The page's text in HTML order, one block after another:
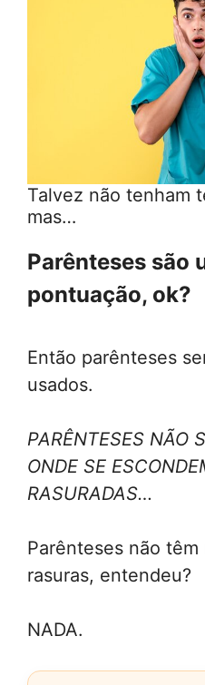
Talvez não tenham
mas…
Parênteses são
pontuação, ok?
Então parênteses
usados.
PARÊNTESES NÃO
ONDE SE
RASURADAS…
Parênteses não
rasuras, entendeu?
NADA.